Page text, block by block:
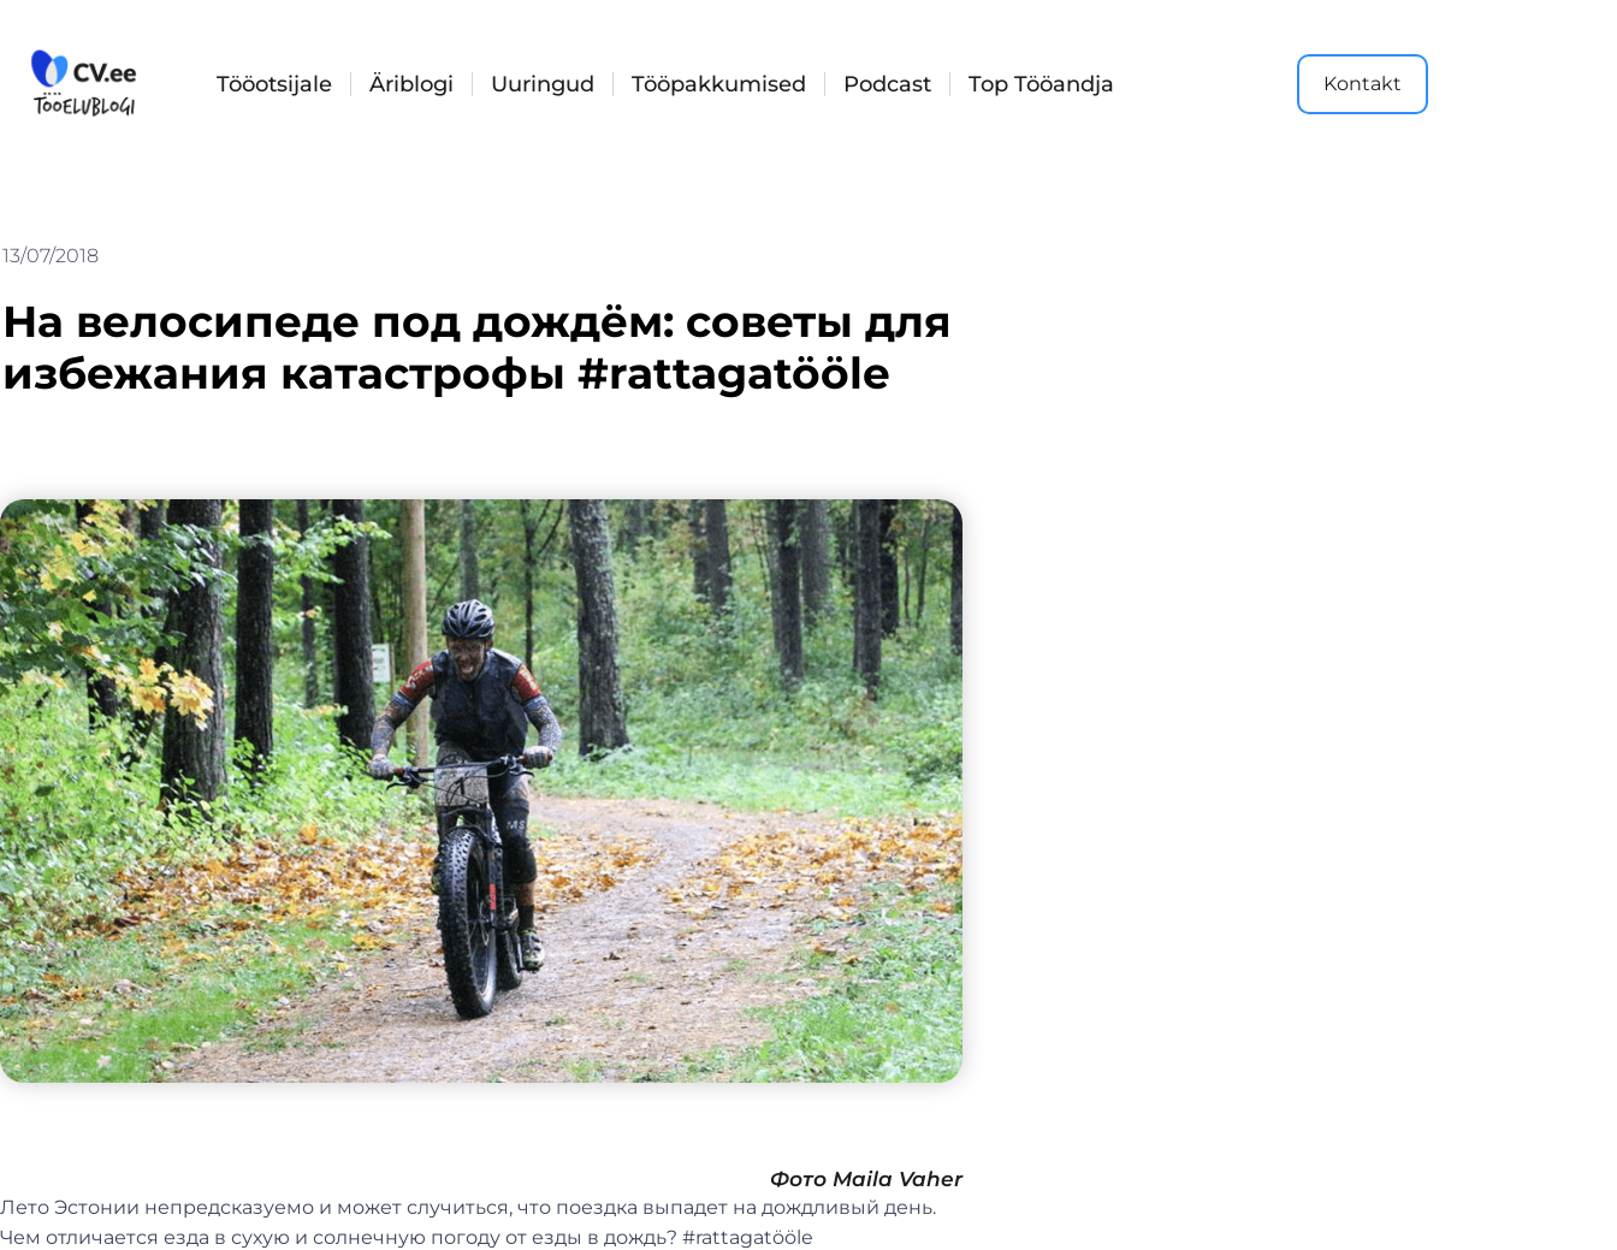
content
Tööotsijale Äriblogi Uuringud Tööpakkumised Podcast Top Tööandja Kontakt
13/07/2018
На велосипеде под дождём: советы для
избежания катастрофы #rattagatööle
Фото Maila Vaher
Лето Эстонии непредсказуемо и может случиться, что поездка выпадет на дождливый день.
Чем отличается езда в сухую и солнечную погоду от езды в дождь? #rattagatööle